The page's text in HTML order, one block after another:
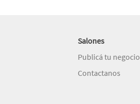
Salones
Publicá tu negocio
Contactanos